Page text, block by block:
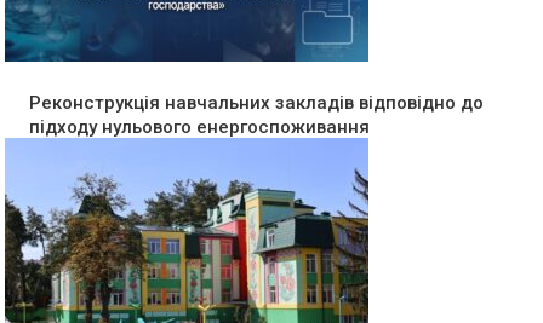
Реконструкція навчальних закладів відповідно до
підходу нульового енергоспоживання